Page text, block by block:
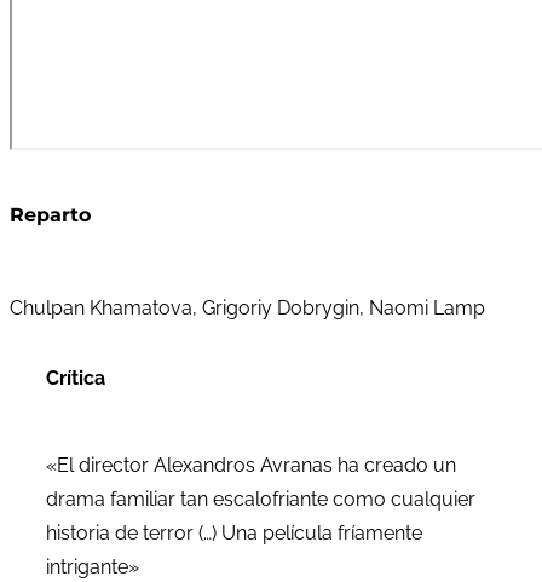
Reparto
Chulpan Khamatova, Grigoriy Dobrygin, Naomi Lamp
Crítica
«El director Alexandros Avranas ha creado un
drama familiar tan escalofriante como cualquier
historia de terror (…) Una película fríamente
intrigante»